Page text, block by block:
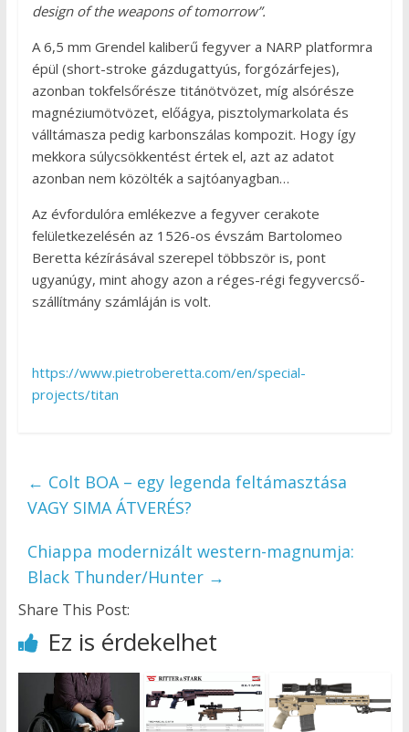
design of the weapons of tomorrow”.
A 6,5 mm Grendel kaliberű fegyver a NARP platformra
épül (short-stroke gázdugattyús, forgózárfejes),
azonban tokfelsőrésze titánötvözet, míg alsórésze
magnéziumötvözet, előágya, pisztolymarkolata és
válltámasza pedig karbonszálas kompozit. Hogy így
mekkora súlycsökkentést értek el, azt az adatot
azonban nem közölték a sajtóanyagban…
Az évfordulóra emlékezve a fegyver cerakote
felületkezelésén az 1526-os évszám Bartolomeo
Beretta kézírásával szerepel többször is, pont
ugyanúgy, mint ahogy azon a réges-régi fegyvercső-
szállítmány számláján is volt.
https://www.pietroberetta.com/en/special-
projects/titan
← Colt BOA – egy legenda feltámasztása
VAGY SIMA ÁTVERÉS?
Chiappa modernizált western-magnumja:
Black Thunder/Hunter →
Share This Post:
Ez is érdekelhet